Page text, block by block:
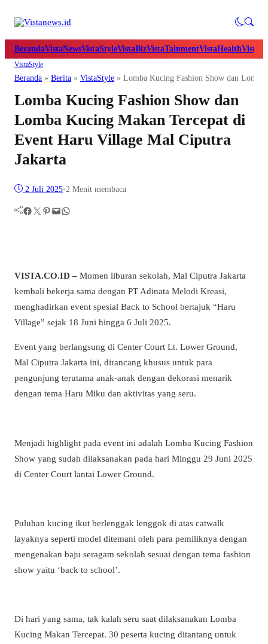
BerandaVistaNewsVistaStyleVistaBizVistaTainmentVistaHealth
VistaStyle
Beranda » Berita » VistaStyle » Lomba Kucing Fashion Show dan
Lomba Kucing Fashion Show dan
Lomba Kucing Makan Tercepat di
Event Haru Village Mal Ciputra
Jakarta
2 Juli 2025•2 Menit membaca
Facebook Twitter Pinterest Mail WhatsApp
VISTA.CO.ID – Momen liburan sekolah, Mal Ciputra Jakarta
kembali bekerja sama dengan PT Adinata Melodi Kreasi,
menghadirkan event spesial Back to School bertajuk “Haru
Village” sejak 18 Juni hingga 6 Juli 2025.
Event yang berlangsung di Center Court Lt. Lower Ground,
Mal Ciputra Jakarta ini, dirancang khusus untuk para
pengunjung terutama anak-anak dengan dekorasi menarik
dengan tema Haru Miku dan aktivitas yang seru.
Menjadi highlight pada event ini adalah Lomba Kucing Fashion
Show yang sudah dilaksanakan pada hari Minggu 29 Juni 2025
di Center Court lantai Lower Ground.
Puluhan kucing ikut berlenggak lenggok di atas catwalk
layaknya seperti model ditemani oleh para pemiliknya dengan
mengenakan baju seragam sekolah sesuai dengan tema fashion
show yaitu ‘back to school’.
Di hari yang sama, tak kalah seru saat dilaksanakan Lomba
Kucing Makan Tercepat. 30 peserta kucing ditantang untuk